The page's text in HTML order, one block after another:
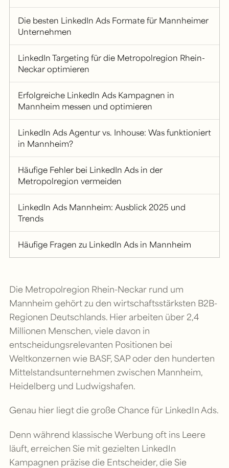
Die besten LinkedIn Ads Formate für Mannheimer
Unternehmen
LinkedIn Targeting für die Metropolregion Rhein-
Neckar optimieren
Erfolgreiche LinkedIn Ads Kampagnen in
Mannheim messen und optimieren
LinkedIn Ads Agentur vs. Inhouse: Was funktioniert
in Mannheim?
Häufige Fehler bei LinkedIn Ads in der
Metropolregion vermeiden
LinkedIn Ads Mannheim: Ausblick 2025 und
Trends
Häufige Fragen zu LinkedIn Ads in Mannheim
Die Metropolregion Rhein-Neckar rund um
Mannheim gehört zu den wirtschaftsstärksten B2B-
Regionen Deutschlands. Hier arbeiten über 2,4
Millionen Menschen, viele davon in
entscheidungsrelevanten Positionen bei
Weltkonzernen wie BASF, SAP oder den hunderten
Mittelstandsunternehmen zwischen Mannheim,
Heidelberg und Ludwigshafen.
Genau hier liegt die große Chance für LinkedIn Ads.
Denn während klassische Werbung oft ins Leere
läuft, erreichen Sie mit gezielten LinkedIn
Kampagnen präzise die Entscheider, die Sie